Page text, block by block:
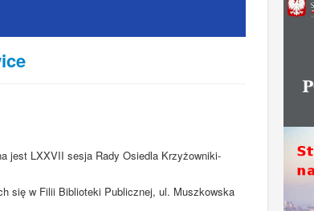
jest LXXVII sesja Rady Osiedla Krzyżowniki-
się w Filii Biblioteki Publicznej, ul. Muszkowska